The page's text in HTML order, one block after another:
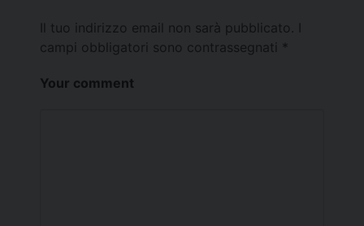
Il tuo indirizzo email non sarà pubblicato.
campi obbligatori sono contrassegnati *
Your comment